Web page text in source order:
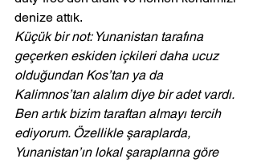
denize attık.
Küçük bir not: Yunanistan tarafına
geçerken eskiden içkileri daha ucuz
olduğundan Kos’tan ya da
Kalimnos’tan alalım diye bir adet vardı.
Ben artık bizim taraftan almayı tercih
ediyorum. Özellikle şaraplarda,
Yunanistan’ın lokal şaraplarına göre